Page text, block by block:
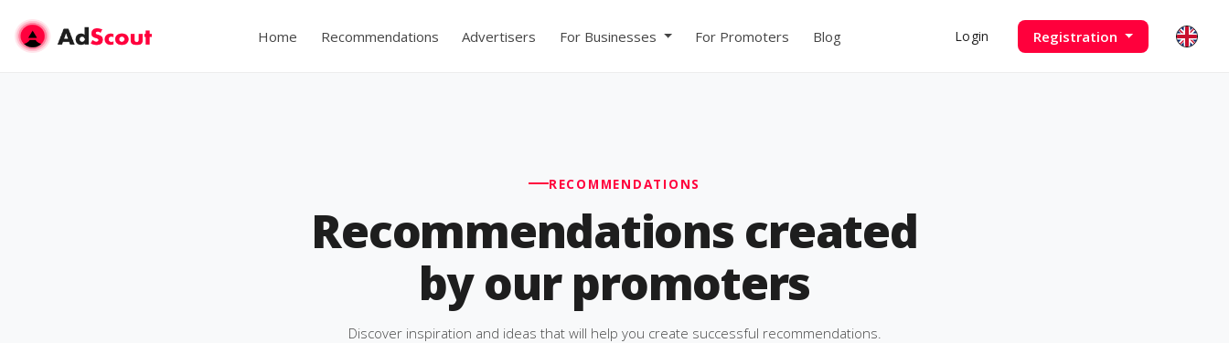
Home Recommendations Advertisers For Businesses For Promoters Blog Login Registration
RECOMMENDATIONS
Recommendations created
by our promoters
Discover inspiration and ideas that will help you create successful recommendations.